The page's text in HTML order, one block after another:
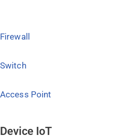
Firewall
Switch
Access Point
Device IoT